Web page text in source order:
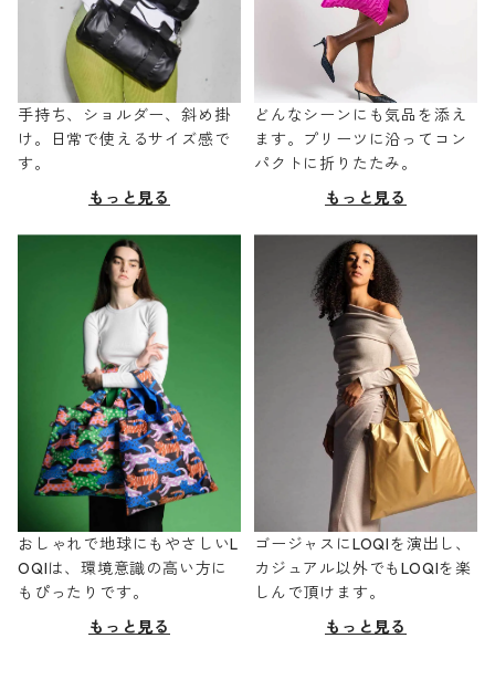
手持ち、ショルダー、斜め掛
け。日常で使えるサイズ感で
す。
もっと見る
どんなシーンにも気品を添え
ます。プリーツに沿ってコン
パクトに折りたたみ。
もっと見る
おしゃれで地球にもやさしいL
OQIは、環境意識の高い方に
もぴったりです。
もっと見る
ゴージャスにLOQIを演出し、
カジュアル以外でもLOQIを楽
しんで頂けます。
もっと見る